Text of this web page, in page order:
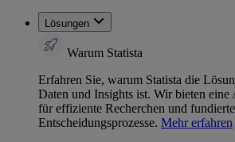
Lösungen
Warum Statista
Erfahren Sie, warum Statista die
Daten und Insights ist. Wir bieten
für effiziente Recherchen und fundierte
Entscheidungsprozesse. Mehr erfahren